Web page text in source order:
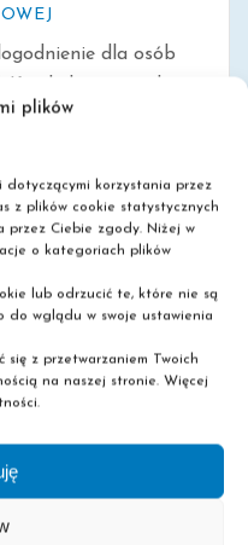
plików
dotyczącymi korzystania przez
z plików cookie statystycznych
przez Ciebie zgody. Niżej w
o kategoriach plików
lub odrzucić te, które nie są
do wglądu w swoje ustawienia
się z przetwarzaniem Twoich
na naszej stronie. Więcej
dla osób
albo